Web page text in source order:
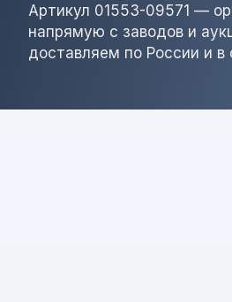
Артикул 01553-09571 —
напрямую с заводов и
доставляем по России и в